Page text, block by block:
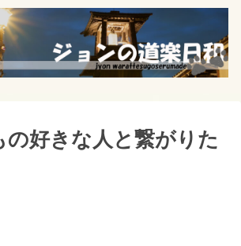
の好きな人と繋がりた